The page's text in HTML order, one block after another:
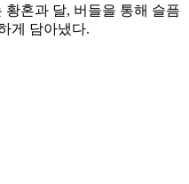
혼과 달, 버들을 통해 슬픔
게 담아냈다.